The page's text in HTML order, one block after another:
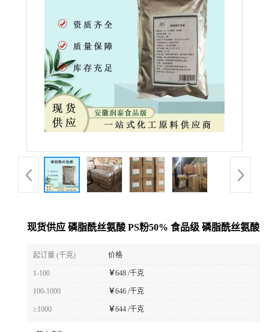
现货供应 磷脂酰丝氨酸 PS粉50% 食品级 磷脂酰丝氨酸
起订量 (千克) 价格
1-100 ￥648 /千克
100-1000 ￥646 /千克
≥1000 ￥644 /千克